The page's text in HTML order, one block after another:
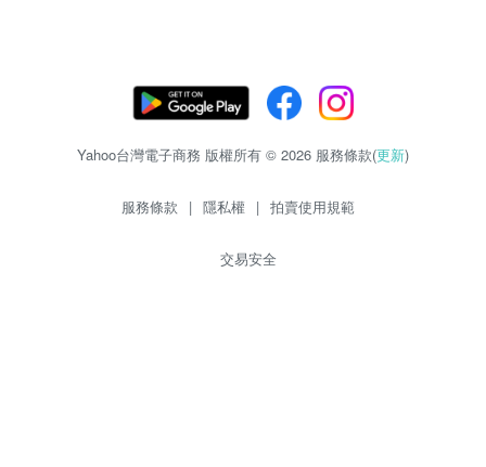
Yahoo台灣電子商務 版權所有 © 2026 服務條款(更新)
服務條款 | 隱私權 | 拍賣使用規範
交易安全